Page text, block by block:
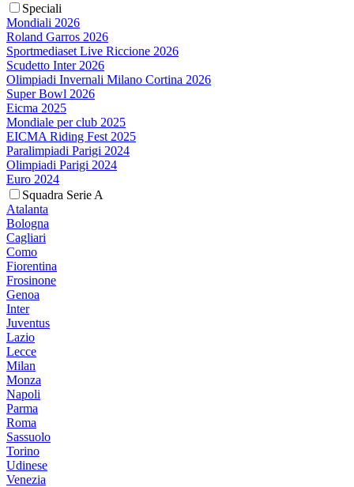
Speciali
Mondiali 2026
Roland Garros 2026
Sportmediaset Live Riccione 2026
Scudetto Inter 2026
Olimpiadi Invernali Milano Cortina 2026
Super Bowl 2026
Eicma 2025
Mondiale per club 2025
EICMA Riding Fest 2025
Paralimpiadi Parigi 2024
Olimpiadi Parigi 2024
Euro 2024
Squadra Serie A
Atalanta
Bologna
Cagliari
Como
Fiorentina
Frosinone
Genoa
Inter
Juventus
Lazio
Lecce
Milan
Monza
Napoli
Parma
Roma
Sassuolo
Torino
Udinese
Venezia